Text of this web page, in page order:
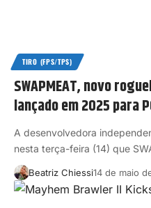
TIRO (FPS/TPS)
SWAPMEAT, novo
lançado em 2025 para
A desenvolvedora
nesta terça-feira (14) que
Beatriz Chiessi14 de maio